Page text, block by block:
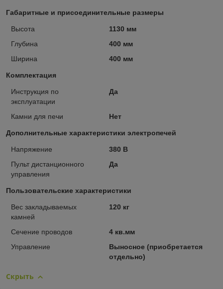
Габаритные и присоединительные размеры
Высота
1130 мм
Глубина
400 мм
Ширина
400 мм
Комплектация
Инструкция по
эксплуатации
Да
Камни для печи Нет
Дополнительные характеристики электропечей
Напряжение
380 В
Пульт дистанционного
управления
Да
Пользовательские характеристики
Вес закладываемых
камней
120 кг
Сечение проводов
4 кв.мм
Управление
Выносное (приобретается
отдельно)
Скрыть